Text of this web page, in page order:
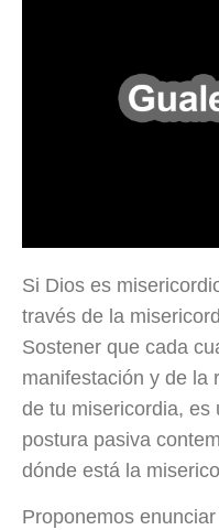
Si Dios es
través de la
Sostener que cada
manifestación y de la
de tu misericordia, es
postura pasiva
dónde está la
Proponemos